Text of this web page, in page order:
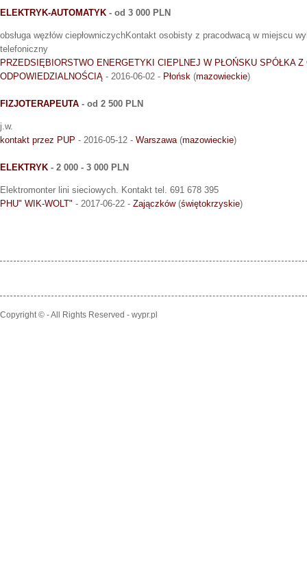
ELEKTRYK-AUTOMATYK - od 3 000 PLN
obsługa węzłów ciepłowniczychKontakt osobisty z pracodwacą w miejscu
telefoniczny
PRZEDSIĘBIORSTWO ENERGETYKI CIEPLNEJ W PŁOŃSKU SPÓŁKA Z
ODPOWIEDZIALNOŚCIĄ - 2016-06-02 - Płońsk (mazowieckie)
FIZJOTERAPEUTA - od 2 500 PLN
j.w.
kontakt przez PUP - 2016-05-12 - Warszawa (mazowieckie)
ELEKTRYK - 2 000 - 3 000 PLN
Elektromonter lini sieciowych. Kontakt tel. 691 678 395
PHU" WIK-WOLT" - 2017-06-22 - Zajączków(świętokrzyskie)
Copyright © - All Rights Reserved - wypr.pl